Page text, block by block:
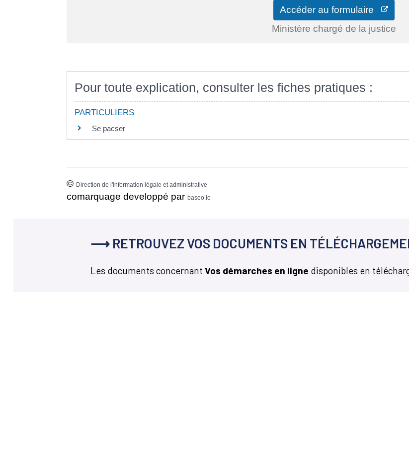
Accéder au formulaire
Ministère chargé de la justice
Pour toute explication, consulter les fiches pratiques :
PARTICULIERS
Se pacser
© Direction de l'information légale et administrative
comarquage developpé parbaseo.io
⟶ RETROUVEZ VOS DOCUMENTS EN
Les documents concernant Vos démarches en ligne disponibles en